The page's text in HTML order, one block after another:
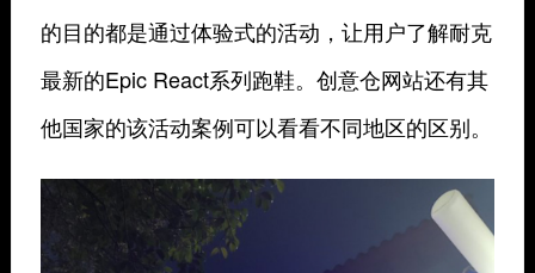
的目的都是通过体验式的活动，让用户了解耐克
最新的Epic React系列跑鞋。创意仓网站还有其
他国家的该活动案例可以看看不同地区的区别。